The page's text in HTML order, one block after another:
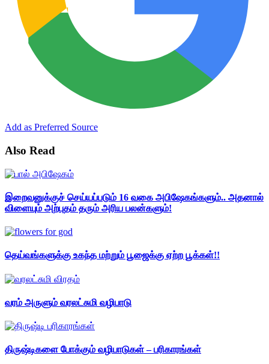
Add as Preferred Source
Also Read
இறைவனுக்குச் செய்யப்படும் 16 வகை அபிஷேகங்களும்.. அதனால்
விளையும் அற்புதம் தரும் அரிய பலன்களும்!
தெய்வங்களுக்கு உகந்த மற்றும் பூஜைக்கு ஏற்ற பூக்கள்!!
வரம் அருளும் வரலட்சுமி வழிபாடு
திருஷ்டிகளை போக்கும் வழிபாடுகள் – பரிகாரங்கள்